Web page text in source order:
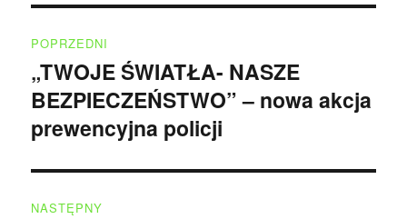
wpisu
POPRZEDNI
Poprzedni
wpis:
„TWOJE ŚWIATŁA- NASZE
BEZPIECZEŃSTWO” – nowa akcja
prewencyjna policji
NASTĘPNY